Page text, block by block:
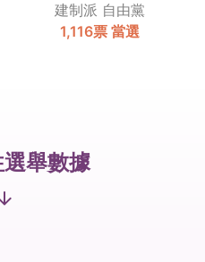
建制派 自由黨
1,116票 當選
舉數據